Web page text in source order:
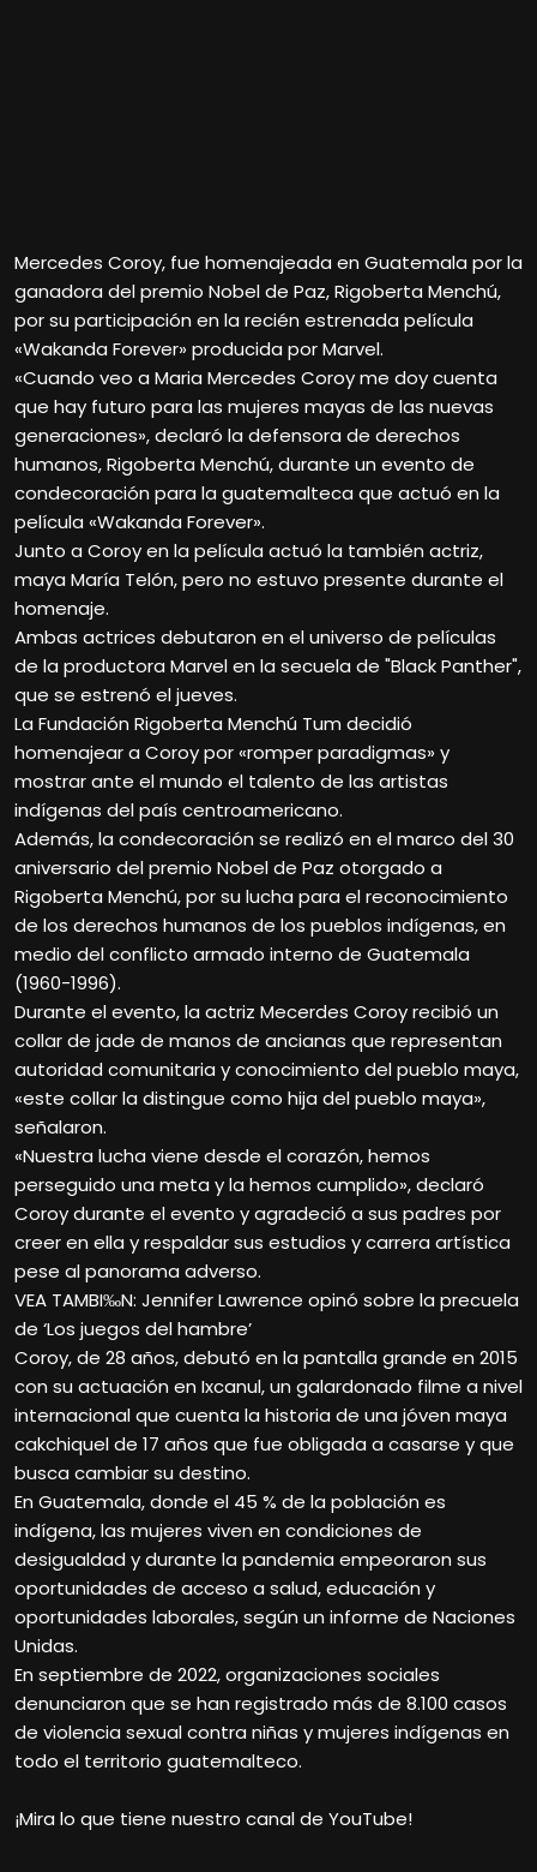
Mercedes Coroy, fue homenajeada en Guatemala por la
ganadora del premio Nobel de Paz, Rigoberta Menchú,
por su participación en la recién estrenada película
«Wakanda Forever» producida por Marvel.
«Cuando veo a Maria Mercedes Coroy me doy cuenta
que hay futuro para las mujeres mayas de las nuevas
generaciones», declaró la defensora de derechos
humanos, Rigoberta Menchú, durante un evento de
condecoración para la guatemalteca que actuó en la
película «Wakanda Forever».
Junto a Coroy en la película actuó la también actriz,
maya María Telón, pero no estuvo presente durante el
homenaje.
Ambas actrices debutaron en el universo de películas
de la productora Marvel en la secuela de "Black Panther",
que se estrenó el jueves.
La Fundación Rigoberta Menchú Tum decidió
homenajear a Coroy por «romper paradigmas» y
mostrar ante el mundo el talento de las artistas
indígenas del país centroamericano.
Además, la condecoración se realizó en el marco del 30
aniversario del premio Nobel de Paz otorgado a
Rigoberta Menchú, por su lucha para el reconocimiento
de los derechos humanos de los pueblos indígenas, en
medio del conflicto armado interno de Guatemala
(1960-1996).
Durante el evento, la actriz Mecerdes Coroy recibió un
collar de jade de manos de ancianas que representan
autoridad comunitaria y conocimiento del pueblo maya,
«este collar la distingue como hija del pueblo maya»,
señalaron.
«Nuestra lucha viene desde el corazón, hemos
perseguido una meta y la hemos cumplido», declaró
Coroy durante el evento y agradeció a sus padres por
creer en ella y respaldar sus estudios y carrera artística
pese al panorama adverso.
VEA TAMBI‰N: Jennifer Lawrence opinó sobre la precuela
de ‘Los juegos del hambre’
Coroy, de 28 años, debutó en la pantalla grande en 2015
con su actuación en Ixcanul, un galardonado filme a nivel
internacional que cuenta la historia de una jóven maya
cakchiquel de 17 años que fue obligada a casarse y que
busca cambiar su destino.
En Guatemala, donde el 45 % de la población es
indígena, las mujeres viven en condiciones de
desigualdad y durante la pandemia empeoraron sus
oportunidades de acceso a salud, educación y
oportunidades laborales, según un informe de Naciones
Unidas.
En septiembre de 2022, organizaciones sociales
denunciaron que se han registrado más de 8.100 casos
de violencia sexual contra niñas y mujeres indígenas en
todo el territorio guatemalteco.
¡Mira lo que tiene nuestro canal de YouTube!